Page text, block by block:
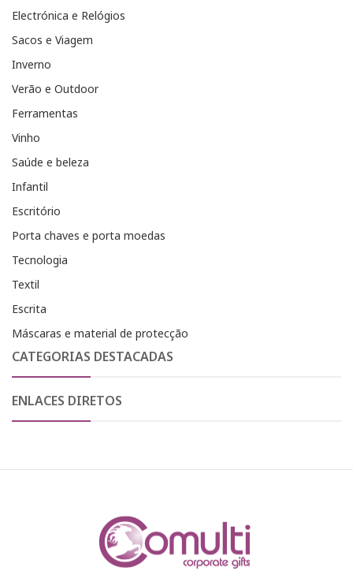
Electrónica e Relógios
Sacos e Viagem
Inverno
Verão e Outdoor
Ferramentas
Vinho
Saúde e beleza
Infantil
Escritório
Porta chaves e porta moedas
Tecnologia
Textil
Escrita
Máscaras e material de protecção
CATEGORIAS DESTACADAS
ENLACES DIRETOS